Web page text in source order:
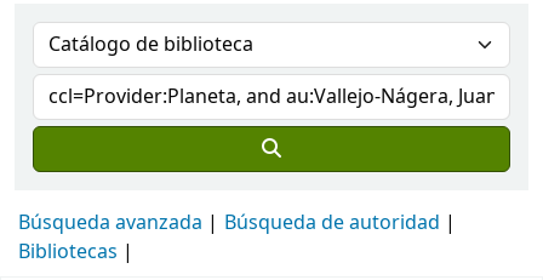
Búsqueda avanzada
Búsqueda de autoridad
Bibliotecas